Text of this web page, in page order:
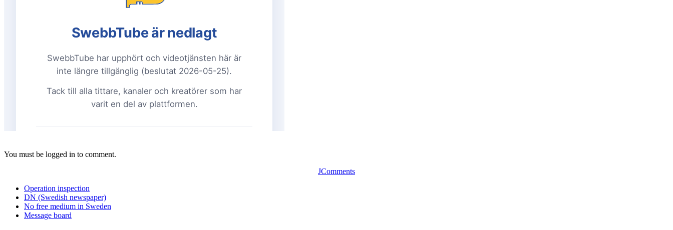
You must be logged in to comment.
JComments
Operation inspection
DN (Swedish newspaper)
No free medium in Sweden
Message board